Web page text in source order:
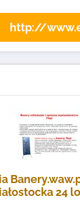
http://
24